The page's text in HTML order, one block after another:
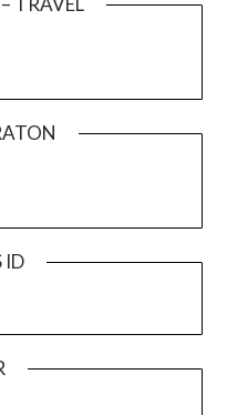
ID